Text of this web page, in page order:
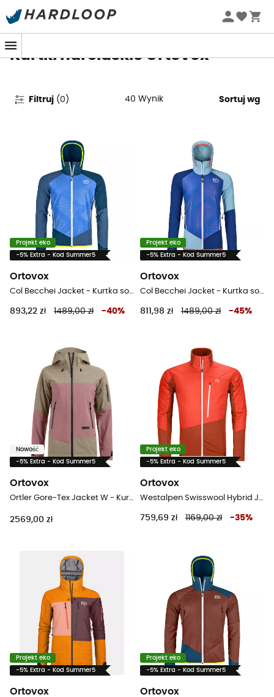
Letnie promocje 🔥 -5% DODATKOWO przy zakupie 2
Kurtki narciaskie Ortovox
Filtruj (0 ) 40 Wynik Sortuj wg
Projekt eko
-5% Extra - Kod Summer5
Ortovox
Col Becchei Jacket - Kurtka softshelle meska
893,22 zł 1489,00 zł -40%
Projekt eko
-5% Extra - Kod Summer5
Ortovox
Col Becchei Jacket - Kurtka softshelle damska
811,98 zł 1489,00 zł -45%
Nowość
-5% Extra - Kod Summer5
Ortovox
Ortler Gore-Tex Jacket W - Kurtka narciarska damska
2569,00 zł
Projekt eko
-5% Extra - Kod Summer5
Ortovox
Westalpen Swisswool Hybrid Jacket - Kurtki hybrydowe męskie
759,69 zł 1169,00 zł -35%
Projekt eko
-5% Extra - Kod Summer5
Ortovox
Projekt eko
-5% Extra - Kod Summer5
Ortovox